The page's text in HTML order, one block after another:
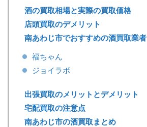
酒の買取相場と実際の買取価格
店頭買取のデメリット
南あわじ市でおすすめの酒買取業者
福ちゃん
ジョイラボ
出張買取のメリットとデメリット
宅配買取の注意点
南あわじ市の酒買取まとめ